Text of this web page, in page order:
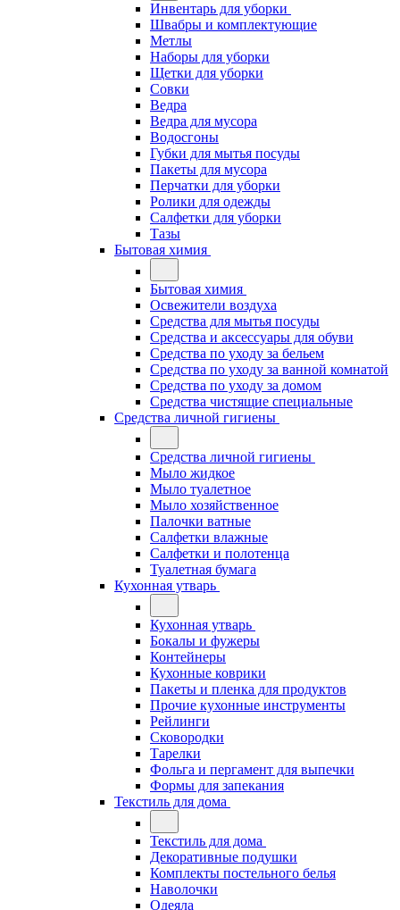
Инвентарь для уборки
Швабры и комплектующие
Метлы
Наборы для уборки
Щетки для уборки
Совки
Ведра
Ведра для мусора
Водосгоны
Губки для мытья посуды
Пакеты для мусора
Перчатки для уборки
Ролики для одежды
Салфетки для уборки
Тазы
Бытовая химия
Бытовая химия
Освежители воздуха
Средства для мытья посуды
Средства и аксессуары для обуви
Средства по уходу за бельем
Средства по уходу за ванной комнатой
Средства по уходу за домом
Средства чистящие специальные
Средства личной гигиены
Средства личной гигиены
Мыло жидкое
Мыло туалетное
Мыло хозяйственное
Палочки ватные
Салфетки влажные
Салфетки и полотенца
Туалетная бумага
Кухонная утварь
Кухонная утварь
Бокалы и фужеры
Контейнеры
Кухонные коврики
Пакеты и пленка для продуктов
Прочие кухонные инструменты
Рейлинги
Сковородки
Тарелки
Фольга и пергамент для выпечки
Формы для запекания
Текстиль для дома
Текстиль для дома
Декоративные подушки
Комплекты постельного белья
Наволочки
Одеяла